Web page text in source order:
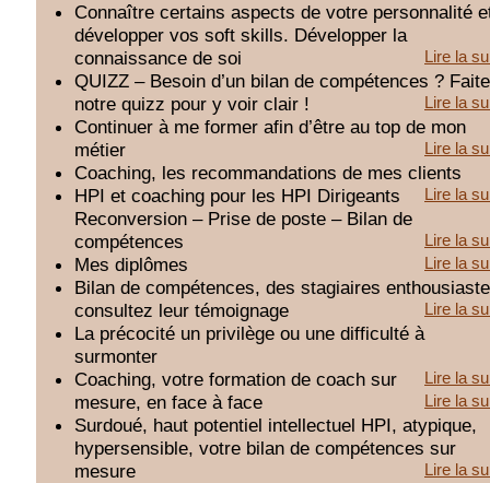
Connaître certains aspects de votre personnalité
développer vos soft skills. Développer la
connaissance de soi
Lire la
QUIZZ – Besoin d’un bilan de compétences ?
notre quizz pour y voir clair !
Lire la
Continuer à me former afin d’être au top de mon
métier
Lire la
Coaching, les recommandations de mes clients
Lire la
HPI et coaching pour les HPI Dirigeants
Reconversion – Prise de poste – Bilan de
compétences
Lire la
Mes diplômes Lire la
Bilan de compétences, des stagiaires
consultez leur témoignage
Lire la
La précocité un privilège ou une difficulté à
surmonter
Lire la
Coaching, votre formation de coach sur
mesure, en face à face
Lire la
Surdoué, haut potentiel intellectuel HPI, atypique,
hypersensible, votre bilan de compétences sur
mesure
Lire la